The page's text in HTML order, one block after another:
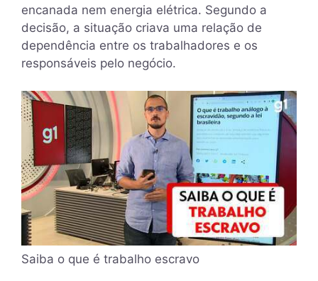
encanada nem energia elétrica. Segundo a
decisão, a situação criava uma relação de
dependência entre os trabalhadores e os
responsáveis pelo negócio.
Saiba o que é trabalho escravo